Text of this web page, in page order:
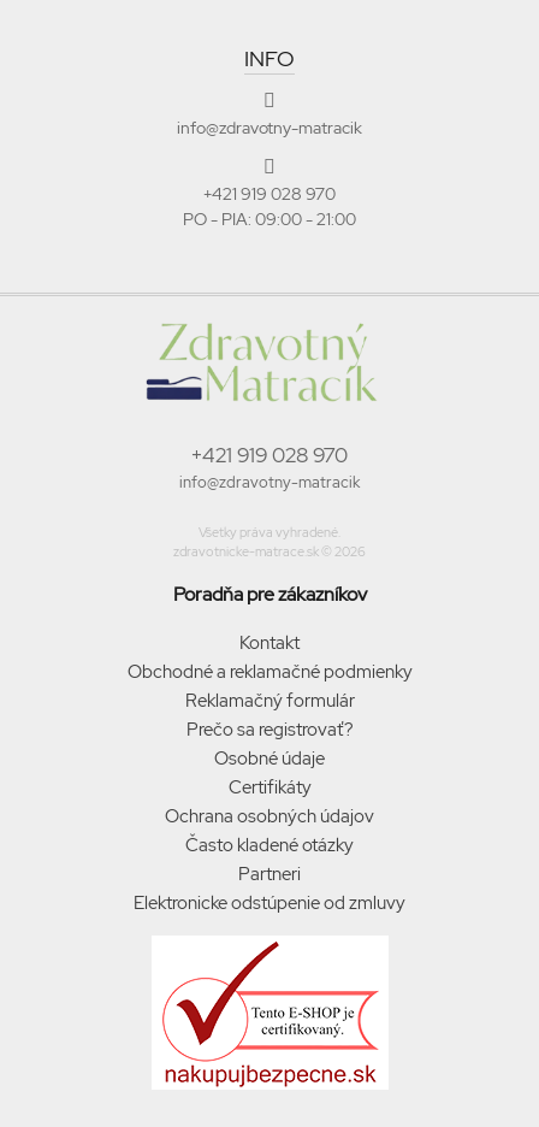
INFO
info@zdravotny-matracik
+421 919 028 970
PO - PIA: 09:00 - 21:00
+421 919 028 970
info@zdravotny-matracik
Všetky práva vyhradené.
zdravotnicke-matrace.sk © 2026
Poradňa pre zákazníkov
Kontakt
Obchodné a reklamačné podmienky
Reklamačný formulár
Prečo sa registrovať?
Osobné údaje
Certifikáty
Ochrana osobných údajov
Často kladené otázky
Partneri
Elektronicke odstúpenie od zmluvy